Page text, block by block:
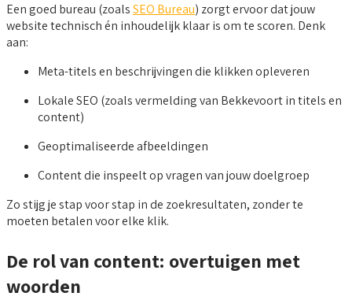
Een goed bureau (zoalsSEO Bureau) zorgt ervoor dat jouw
website technisch én inhoudelijk klaar is om te scoren. Denk
aan:
Meta-titels en beschrijvingen die klikken opleveren
Lokale SEO (zoals vermelding van Bekkevoort in titels en
content)
Geoptimaliseerde afbeeldingen
Content die inspeelt op vragen van jouw doelgroep
Zo stijg je stap voor stap in de zoekresultaten, zonder te
moeten betalen voor elke klik.
De rol van content: overtuigen met
woorden